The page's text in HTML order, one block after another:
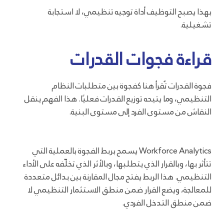
بهذا يصبح التوظيف أداة توجيه تنظيمي، لا استجابة
تشغيلية.
قراءة فجوات القدرات
فجوة القدرات تُقرأ هنا كفجوة بين متطلبات النظام
التنظيمي، وما يتيحه توزيع القدرات فعليًا. هذا الفهم ينقل
النقاش من مستوى الفرد إلى مستوى البنية.
Workforce Analytics يسمح بربط الفجوة بالعملية التي
تتأثر بها، وبالقرار الذي يتطلبها، وبالأثر الذي تخلّفه على الأداء
التنظيمي. هذا الربط يفتح مجال المقارنة بين بدائل متعددة
للمعالجة، ويضع القرار ضمن منطق الاستثمار التنظيمي لا
ضمن منطق التدخل الفردي.